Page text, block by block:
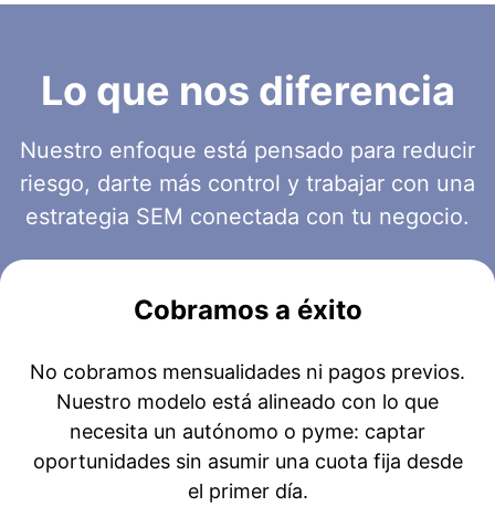
Lo que nos diferencia
Nuestro enfoque está pensado para reducir
riesgo, darte más control y trabajar con una
estrategia SEM conectada con tu negocio.
Cobramos a éxito
No cobramos mensualidades ni pagos previos.
Nuestro modelo está alineado con lo que
necesita un autónomo o pyme: captar
oportunidades sin asumir una cuota fija desde
el primer día.